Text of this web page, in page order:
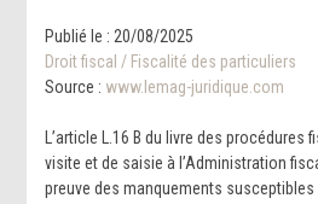
Publié le : 20/08/2025
Droit fiscal / Fiscalité des particuliers
Source : www.lemag-juridique.com
L’article L.16 B du livre des procédures
visite et de saisie à l’Administration
preuve des manquements